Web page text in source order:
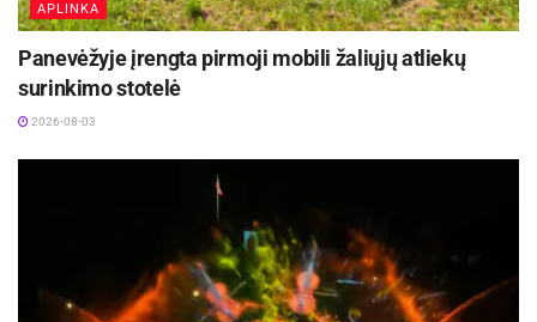
APLINKA
Panevėžyje įrengta pirmoji mobili žaliųjų atliekų
surinkimo stotelė
2026-08-03